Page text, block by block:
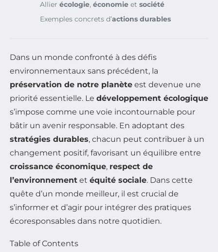
Allier écologie, économie et société
Exemples concrets d’actions durables
Dans un monde confronté à des défis
environnementaux sans précédent, la
préservation de notre planète est devenue une
priorité essentielle. Le développement écologique
s’impose comme une voie incontournable pour
bâtir un avenir responsable. En adoptant des
stratégies durables, chacun peut contribuer à un
changement positif, favorisant un équilibre entre
croissance économique, respect de
l’environnement et équité sociale. Dans cette
quête d’un monde meilleur, il est crucial de
s’informer et d’agir pour intégrer des pratiques
écoresponsables dans notre quotidien.
Table of Contents